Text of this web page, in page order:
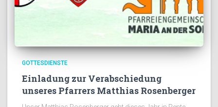
GOTTESDIENSTE
Einladung zur Verabschiedung
unseres Pfarrers Matthias Rosenberger